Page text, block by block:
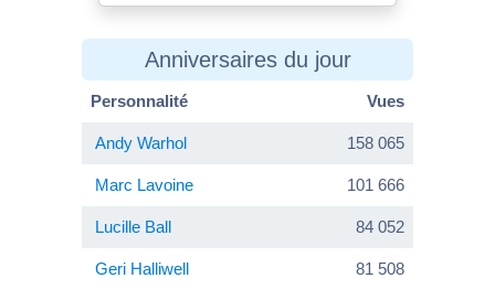
Anniversaires du jour
Personnalité Vues
Andy Warhol 158 065
Marc Lavoine 101 666
Lucille Ball 84 052
Geri Halliwell 81 508